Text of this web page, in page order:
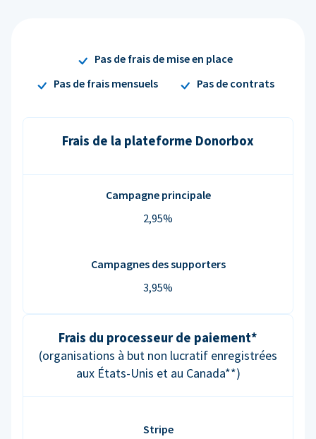
Pas de frais de mise en place
Pas de frais mensuels
Pas de contrats
Frais de la plateforme Donorbox
Campagne principale
2,95%
Campagnes des supporters
3,95%
Frais du processeur de paiement*
(organisations à but non lucratif enregistrées
aux États-Unis et au Canada**)
Stripe